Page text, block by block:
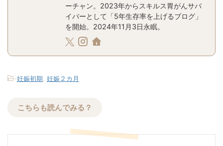
ーチャン。2023年からスキルス胃がんサバ
イバーとして「5年生存率を上げるブログ」
を開始。2024年11月3日永眠。
-妊娠初期 妊娠２カ月
こちらも読んでみる？